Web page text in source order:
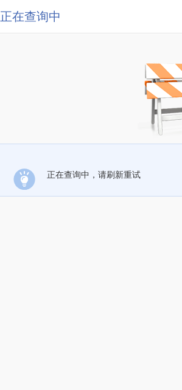
正在查询中
正在查询中，请刷新重试